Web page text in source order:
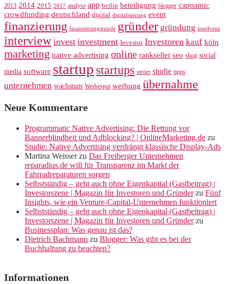
2013 2014 2015 2017 analyse app berlin beteiligung blogger capnamic
crowdfunding deutschland digital digitalisierung event
finanzierung finanzierungsrunde gründer gründung insolvenz
interview invest investment Investor Investoren kauf köln
marketing native advertising online rankseller seo shop social
media software startup startups ströer studie tipps
unternehmen wachstum Werbespot werbung übernahme
Neue Kommentare
Programmatic Native Advertising: Die Rettung vor
Bannerblindheit und Adblocking? | OnlineMarketing.de zu
Studie: Native Advertising verdrängt klassische Display-Ads
Martina Weisserzu Das Freiberger Unternehmen
reparadius.de will für Transparenz im Markt der
Fahrradreparaturen sorgen
Selbstständig – geht auch ohne Eigenkapital (Gastbeitrag) |
Investorszene | Magazin für Investoren und Gründerzu Fünf
Insights, wie ein Venture-Capital-Unternehmen funktioniert
Selbstständig – geht auch ohne Eigenkapital (Gastbeitrag) |
Investorszene | Magazin für Investoren und Gründerzu
Businessplan: Was genau ist das?
Dietrich Bachmann zu Blogger: Was gibt es bei der
Buchhaltung zu beachten?
Informationen